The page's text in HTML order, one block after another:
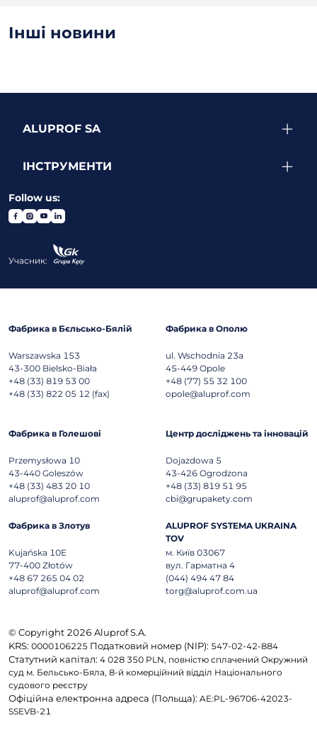
Інші новини
ALUPROF SA
ІНСТРУМЕНТИ
Follow us:
Учасник:
Фабрика в Бєльсько-Бялій
Warszawska 153
43-300 Bielsko-Biała
+48 (33) 819 53 00
+48 (33) 822 05 12 (fax)
Фабрика в Ополю
ul. Wschodnia 23a
45-449 Opole
+48 (77) 55 32 100
opole@aluprof.com
Фабрика в Голешові
Przemysłowa 10
43-440 Goleszów
+48 (33) 483 20 10
aluprof@aluprof.com
Центр досліджень та інновацій
Dojazdowa 5
43-426 Ogrodzona
+48 (33) 819 51 95
cbi@grupakety.com
Фабрика в Злотув
Kujańska 10E
77-400 Złotów
+48 67 265 04 02
aluprof@aluprof.com
ALUPROF SYSTEMA UKRAINA
TOV
м. Київ 03067
вул. Гарматна 4
(044) 494 47 84
torg@aluprof.com.ua
© Copyright 2026 Aluprof S.A.
KRS: 0000106225 Податковий номер (NIP): 547-02-42-884
Статутний капітал: 4 028 350 PLN, повністю сплачений Окружний
суд м. Бельсько-Бяла, 8-й комерційний відділ Національного
судового реєстру
Офіційна електронна адреса (Польща): AE:PL-96706-42023-
SSEVB-21